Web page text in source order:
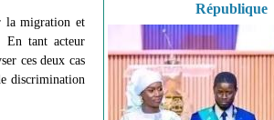
la migration et
En tant acteur
ces deux cas
discrimination
République